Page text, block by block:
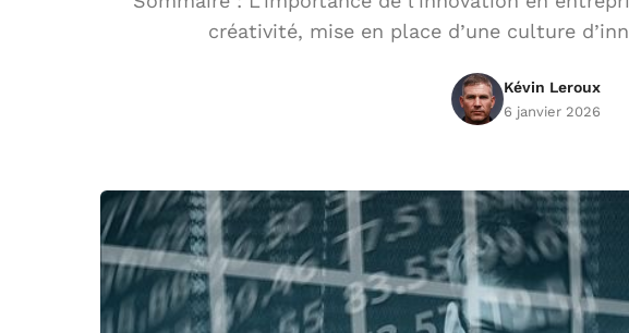
créativité, mise en place d’une culture
Kévin Leroux
6 janvier 2026